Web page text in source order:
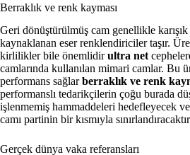
Berraklık ve renk kayması
Geri dönüştürülmüş cam genellikle karışık
kaynaklanan eser renklendiriciler taşır.
kirlilikler bile önemlidirultra net
camlarında kullanılan mimari camlar. Bu
performans sağlarberraklık ve renk
performanslı tedarikçilerin çoğu burada
işlenmemiş hammaddeleri hedefleyecek
camı partinin bir kısmıyla
Gerçek dünya vaka referansları